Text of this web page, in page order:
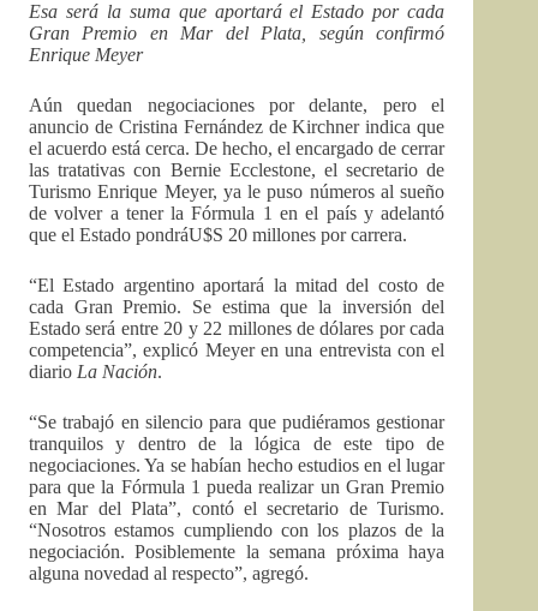
Esa será la suma que aportará el Estado por cada
Gran Premio en Mar del Plata, según confirmó
Enrique Meyer
Aún quedan negociaciones por delante, pero el
anuncio de Cristina Fernández de Kirchner indica que
el acuerdo está cerca. De hecho, el encargado de cerrar
las tratativas con Bernie Ecclestone, el secretario de
Turismo Enrique Meyer, ya le puso números al sueño
de volver a tener la Fórmula 1 en el país y adelantó
que el Estado pondráU$S 20 millones por carrera.
“El Estado argentino aportará la mitad del costo de
cada Gran Premio. Se estima que la inversión del
Estado será entre 20 y 22 millones de dólares por cada
competencia”, explicó Meyer en una entrevista con el
diario La Nación.
“Se trabajó en silencio para que pudiéramos gestionar
tranquilos y dentro de la lógica de este tipo de
negociaciones. Ya se habían hecho estudios en el lugar
para que la Fórmula 1 pueda realizar un Gran Premio
en Mar del Plata”, contó el secretario de Turismo.
“Nosotros estamos cumpliendo con los plazos de la
negociación. Posiblemente la semana próxima haya
alguna novedad al respecto”, agregó.